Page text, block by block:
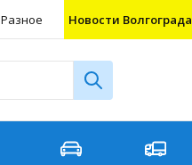
Разное Новости Волгограда